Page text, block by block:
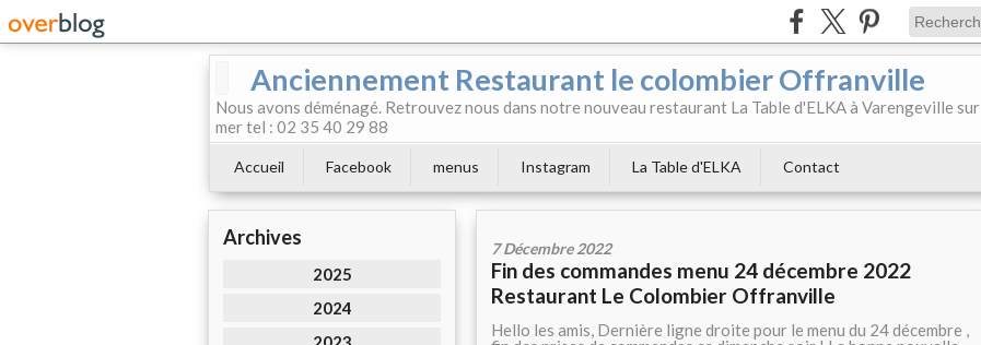
Anciennement Restaurant le colombier Offranville
Nous avons déménagé. Retrouvez nous dans notre nouveau restaurant La Table d'ELKA à Varengeville sur
mer tel : 02 35 40 29 88
Accueil Facebook menus Instagram La Table d'ELKA Contact
Archives
2025
2024
7 Décembre 2022
Fin des commandes menu 24 décembre 2022
Restaurant Le Colombier Offranville
Hello les amis, Dernière ligne droite pour le menu du 24 décembre ,